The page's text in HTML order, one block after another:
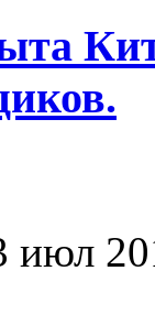
июл